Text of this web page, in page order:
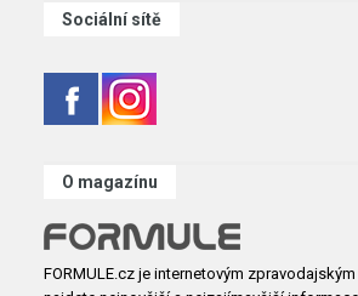
Sociální sítě
O magazínu
FORMULE.cz je internetovým